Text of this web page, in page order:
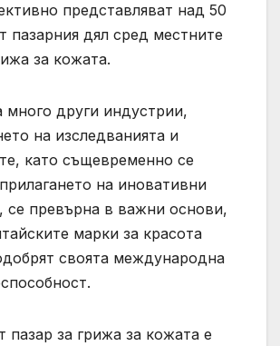
представляват над 50
пазарния дял сред местните
за кожата.
други индустрии,
на изследванията и
като същевременно се
на иновативни
се превърна в важни основи,
марки за красота
своята международна
пазар за грижа за кожата е